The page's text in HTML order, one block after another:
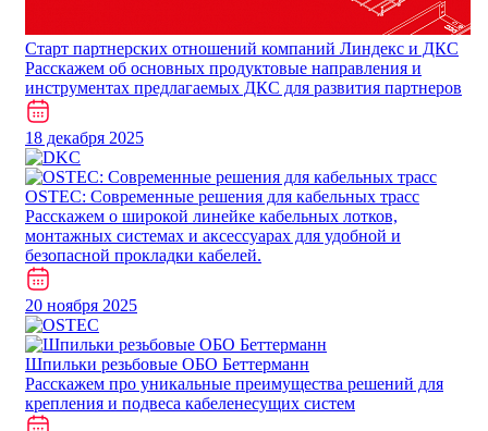
Cтарт партнерских отношений компаний Линдекс и ДКС
Расскажем об основных продуктовые направления и
инструментах предлагаемых ДКС для развития партнеров
18 декабря 2025
​​​​​OSTEC: Современные решения для кабельных трасс
Расскажем о широкой линейке кабельных лотков,
монтажных системах и аксессуарах для удобной и
безопасной прокладки кабелей.
20 ноября 2025
Шпильки резьбовые ОБО Беттерманн
Расскажем про уникальные преимущества решений для
крепления и подвеса кабеленесущих систем